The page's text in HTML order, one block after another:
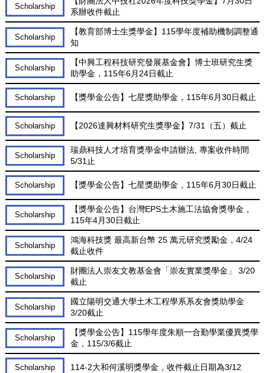
Scholarship
系辦收件截止
Scholarship
【教育部博士生獎學金】115學年度補助機制調整通
知
Scholarship
【中興工程科技研究發展基金會】博士班研究生獎
助學金，115年6月24日截止
Scholarship 【獎學金公告】七星獎助學金，115年6月30日截止
Scholarship 【2026達興材料研究生獎學金】7/31（五）截止
Scholarship
瑞鼎科技人才培育獎學金申請辦法, 專案收件時間
5/31止
Scholarship 【獎學金公告】七星獎助學金，115年6月30日截止
Scholarship
【獎學金公告】台灣EPS土木施工法協會獎學金，
115年4月30日截止
Scholarship
鴻海科技獎 最高新台幣 25 萬元研究獎勵金，4/24
截止收件
Scholarship
財團法人崇友文教基金會「崇友實業獎學金」 3/20
截止
Scholarship
國立陽明交通大學土木工程學系系友會獎助學金
3/20截止
Scholarship
【獎學金公告】115學年度朱順一合勤學業優異獎學
金，115/3/6截止
Scholarship 114-2大和何溪明獎學金，收件截止日期為3/12